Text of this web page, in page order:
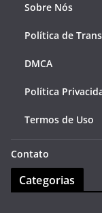
Sobre Nós
Política de
DMCA
Política
Termos de Uso
Contato
Categorias